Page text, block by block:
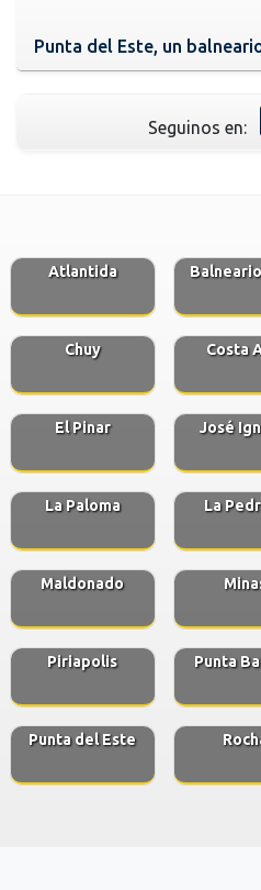
Punta del Este, un
Seguinos en:
Atlantida
Chuy Costa
El Pinar José
La Paloma La
Maldonado
Piriapolis Punta
Punta del Este